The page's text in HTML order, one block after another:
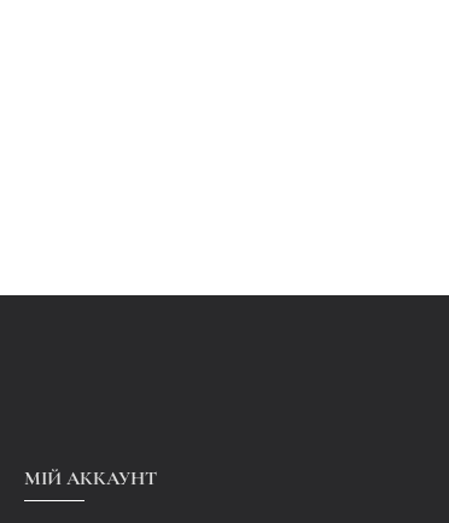
МІЙ АККАУНТ